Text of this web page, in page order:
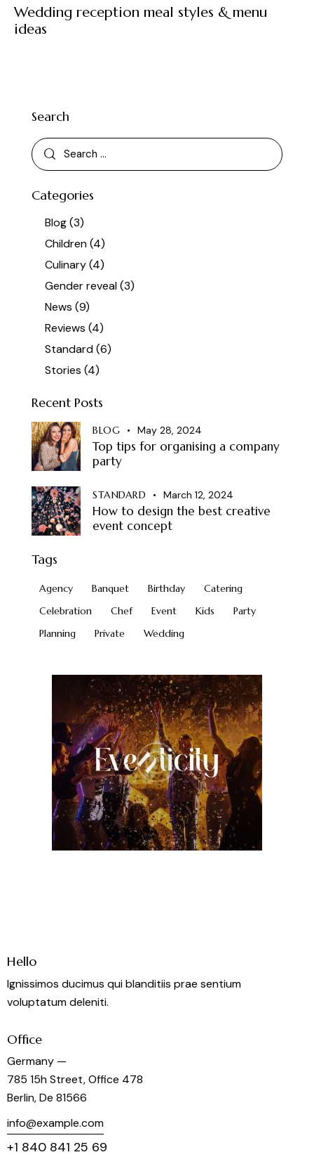
Wedding reception meal styles & menu
ideas
Search
Categories
Blog(3)
Children(4)
Culinary(4)
Gender reveal(3)
News (9)
Reviews (4)
Standard(6)
Stories (4)
Recent Posts
BLOG May 28, 2024
Top tips for organising a company
party
STANDARD March 12, 2024
How to design the best creative
event concept
Tags
Agency Banquet Birthday
Catering
Celebration
Chef Event Kids
Party
Planning
Private Wedding
Hello
Ignissimos ducimus qui blanditiis prae sentium
voluptatum deleniti.
Office
Germany —
785 15h Street, Office 478
Berlin, De 81566
info@example.com
+1 840 841 25 69